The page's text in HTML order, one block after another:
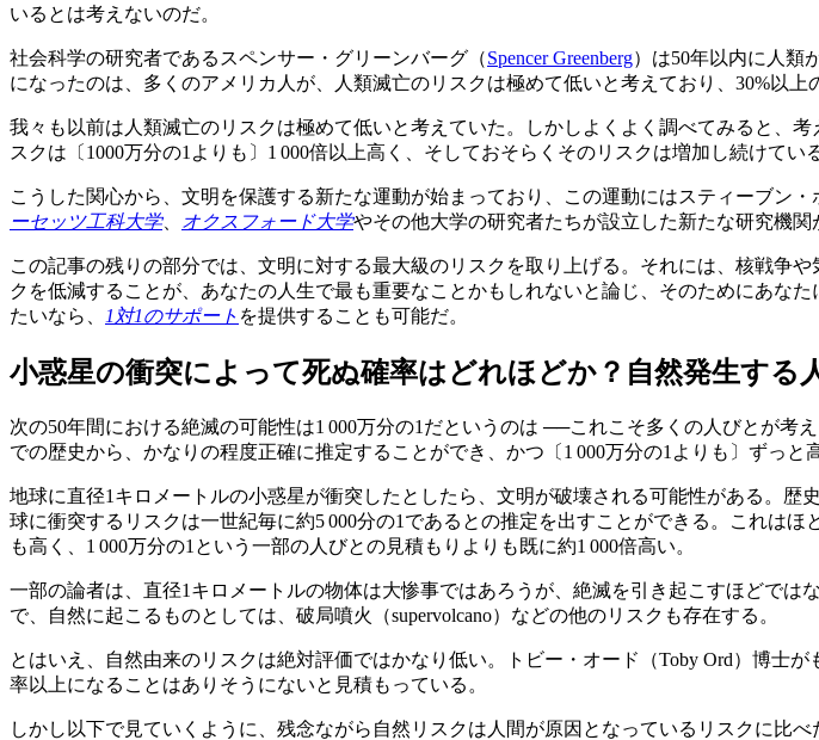
いるとは考えないのだ。
社会科学の研究者であるスペンサー・グリーンバーグ（Spencer Greenberg）は50年以内に人類
になったのは、多くのアメリカ人が、人類滅亡のリスクは極めて低いと考えており、30%以上
我々も以前は人類滅亡のリスクは極めて低いと考えていた。しかしよくよく調べてみると、
スクは〔1000万分の1よりも〕1 000倍以上高く、そしておそらくそのリスクは増加し続けてい
こうした関心から、文明を保護する新たな運動が始まっており、この運動にはスティーブン
ーセッツ工科大学、 オクスフォード大学やその他大学の研究者たちが設立した新たな研究機関
この記事の残りの部分では、文明に対する最大級のリスクを取り上げる。それには、核戦争
クを低減することが、あなたの人生で最も重要なことかもしれないと論じ、そのためにあな
たいなら、
1対1のサポート を提供することも可能だ。
小惑星の衝突によって死ぬ確率はどれほどか？自然発生する
次の50年間における絶滅の可能性は1 000万分の1だというのは ──これこそ多くの人びとが
での歴史から、かなりの程度正確に推定することができ、かつ〔1 000万分の1よりも〕ずっと
地球に直径1キロメートルの小惑星が衝突したとしたら、文明が破壊される可能性がある。
球に衝突するリスクは一世紀毎に約5 000分の1であるとの推定を出すことができる。これは
も高く、1 000万分の1という一部の人びとの見積もりよりも既に約1 000倍高い。
一部の論者は、直径1キロメートルの物体は大惨事ではあろうが、絶滅を引き起こすほどで
で、自然に起こるものとしては、破局噴火（supervolcano）などの他のリスクも存在する。
とはいえ、自然由来のリスクは絶対評価ではかなり低い。トビー・オード（Toby Ord）博士
率以上になることはありそうにないと見積もっている。
しかし以下で見ていくように、残念ながら自然リスクは人間が原因となっているリスクに比